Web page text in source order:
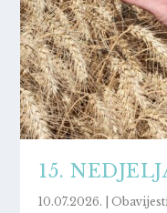
15.
10.07.2026. |